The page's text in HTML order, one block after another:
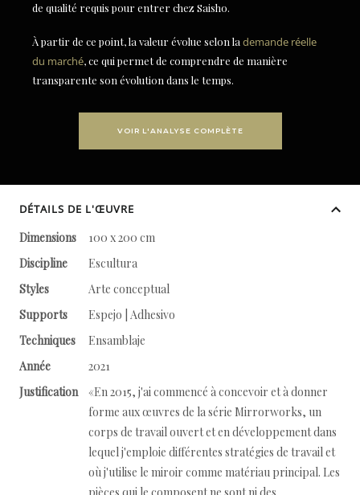
de qualité requis pour entrer chez Saisho.
À partir de ce point, la valeur évolue selon la demande réelle
du marché, ce qui permet de comprendre de manière
transparente son évolution dans le temps.
VOIR L'ANALYSE COMPLÈTE
DÉTAILS DE L'ŒUVRE
Dimensions
100 x 200 cm
Discipline
Escultura
Styles
Arte conceptual
Supports
Espejo | Adhesivo
Techniques
Ensamblaje
Année
2021
Justification
«En 2015, j'ai commencé à concevoir et à donner
forme aux œuvres de la série Mirrorworks, un
corps de travail ouvert et en développement dans
lequel j'emploie différentes stratégies de travail et
où j'utilise le miroir comme matériau principal. Les